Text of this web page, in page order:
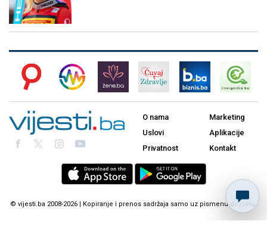
O nama
Uslovi
Privatnost
Marketing
Aplikacije
Kontakt
© vijesti.ba 2008-2026 | Kopiranje i prenos sadržaja samo uz pismenu dozvolu.